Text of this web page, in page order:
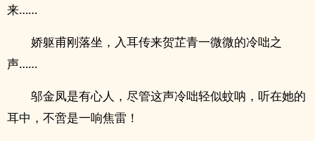
来……
娇躯甫刚落坐，入耳传来贺芷青一微微的冷咄之
声……
邬金凤是有心人，尽管这声冷咄轻似蚊呐，听在她的
耳中，不啻是一响焦雷！